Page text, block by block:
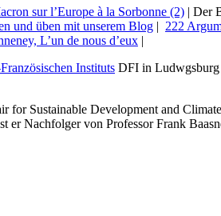
sur l’Europe à la Sorbonne (2) | Der
und üben mit unserem Blog | 222
L’un de nous d’eux |
Instituts DFI in Ludwgsburg
Sustainable Development and
er Nachfolger von Professor Frank